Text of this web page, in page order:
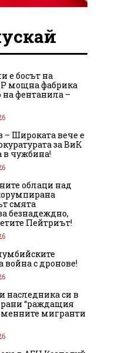
е босът на
мощна фабрика
на фентанила –
Широката вече е
за ВиК
в чужбина!
облаци над
смята
безнадеждно,
Пейтриът!
война с дронове!
наследника си в
“раждащия
мигранти